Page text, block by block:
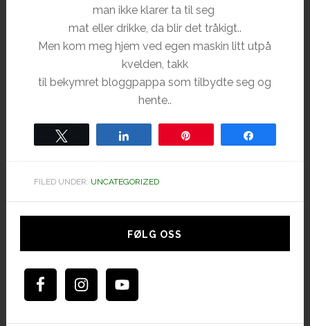
man ikke klarer ta til seg
mat eller drikke, da blir det tråkigt..
Men kom meg hjem ved egen maskin litt utpå
kvelden, takk
til bekymret bloggpappa som tilbydte seg og
hente..
FILED UNDER: UNCATEGORIZED
Hoved
FØLG OSS